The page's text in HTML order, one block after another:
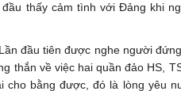
thấy cảm tình với Đảng khi
Lần đầu tiên được nghe người
thắn về việc hai quần đảo HS,
cho bằng được, đó là lòng yêu